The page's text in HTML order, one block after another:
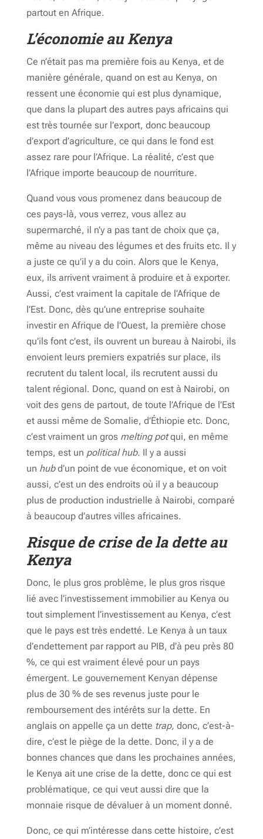
partout en Afrique.
L’économie au Kenya
Ce n’était pas ma première fois au Kenya, et de
manière générale, quand on est au Kenya, on
ressent une économie qui est plus dynamique,
que dans la plupart des autres pays africains qui
est très tournée sur l’export, donc beaucoup
d’export d’agriculture, ce qui dans le fond est
assez rare pour l’Afrique. La réalité, c’est que
l’Afrique importe beaucoup de nourriture.
Quand vous vous promenez dans beaucoup de
ces pays-là, vous verrez, vous allez au
supermarché, il n’y a pas tant de choix que ça,
même au niveau des légumes et des fruits etc. Il y
a juste ce qu’il y a du coin. Alors que le Kenya,
eux, ils arrivent vraiment à produire et à exporter.
Aussi, c’est vraiment la capitale de l’Afrique de
l’Est. Donc, dès qu’une entreprise souhaite
investir en Afrique de l’Ouest, la première chose
qu’ils font c’est, ils ouvrent un bureau à Nairobi, ils
envoient leurs premiers expatriés sur place, ils
recrutent du talent local, ils recrutent aussi du
talent régional. Donc, quand on est à Nairobi, on
voit des gens de partout, de toute l’Afrique de l’Est
et aussi même de Somalie, d’Éthiopie etc. Donc,
c’est vraiment un gros melting potqui, en même
temps, est un political hub. Il y a aussi
un hubd’un point de vue économique, et on voit
aussi, c’est un des endroits où il y a beaucoup
plus de production industrielle à Nairobi, comparé
à beaucoup d’autres villes africaines.
Risque de crise de la dette au
Kenya
Donc, le plus gros problème, le plus gros risque
lié avec l’investissement immobilier au Kenya ou
tout simplement l’investissement au Kenya, c’est
que le pays est très endetté. Le Kenya à un taux
d’endettement par rapport au PIB, d’à peu près 80
%, ce qui est vraiment élevé pour un pays
émergent. Le gouvernement Kenyan dépense
plus de 30 % de ses revenus juste pour le
remboursement des intérêts sur la dette. En
anglais on appelle ça un dette trap, donc, c’est-à-
dire, c’est le piège de la dette. Donc, il y a de
bonnes chances que dans les prochaines années,
le Kenya ait une crise de la dette, donc ce qui est
problématique, ce qui veut aussi dire que la
monnaie risque de dévaluer à un moment donné.
Donc, ce qui m’intéresse dans cette histoire, c’est